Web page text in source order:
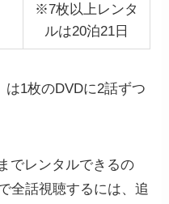
※7枚以上レンタ
ルは20泊21日
は1枚のDVDに2話ずつ
でレンタルできるの
全話視聴するには、追